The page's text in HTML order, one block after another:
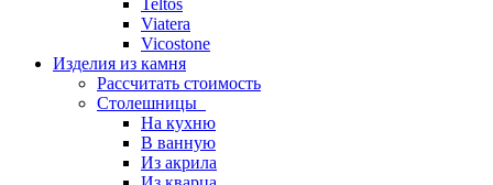
Teltos
Viatera
Vicostone
Изделия из камня
Рассчитать стоимость
Столешницы
На кухню
В ванную
Из акрила